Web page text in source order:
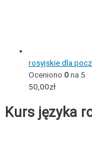
rosyjskie dla
Oceniono 0na 5
50,00zł
Kurs języka